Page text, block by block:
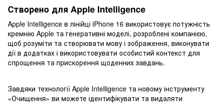
Створено для Apple Intelligence
Apple Intelligence в лінійці iPhone 16 використовує потужність
кремнію Apple та генеративні моделі, розроблені компанією,
щоб розуміти та створювати мову і зображення, виконувати
дії в додатках і використовувати особистий контекст для
спрощення та прискорення щоденних завдань.
Завдяки технології Apple Intelligence та новому інструменту
«Очищення» ви можете ідентифікувати та видаляти